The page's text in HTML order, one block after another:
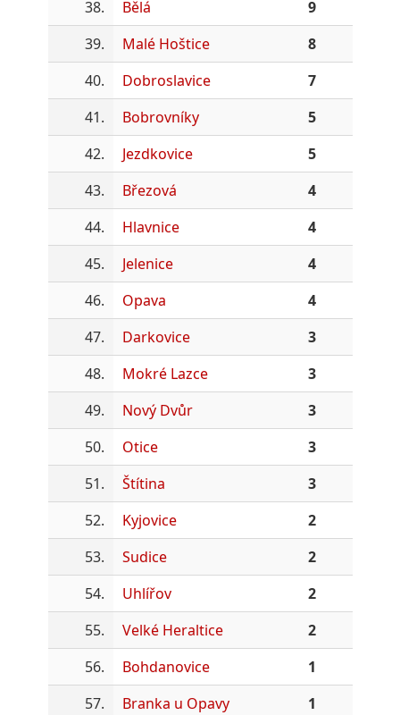
38. Bělá
9
39.
Malé Hoštice
8
40.
Dobroslavice
7
41.
Bobrovníky
5
42.
Jezdkovice
5
43.
Březová
4
44.
Hlavnice
4
45.
Jelenice
4
46.
Opava
4
47.
Darkovice
3
48.
Mokré Lazce
3
49.
Nový Dvůr
3
50.
Otice
3
51.
Štítina
3
52.
Kyjovice
2
53.
Sudice
2
54.
Uhlířov
2
55.
Velké Heraltice
2
56.
Bohdanovice
1
57.
Branka u Opavy
1